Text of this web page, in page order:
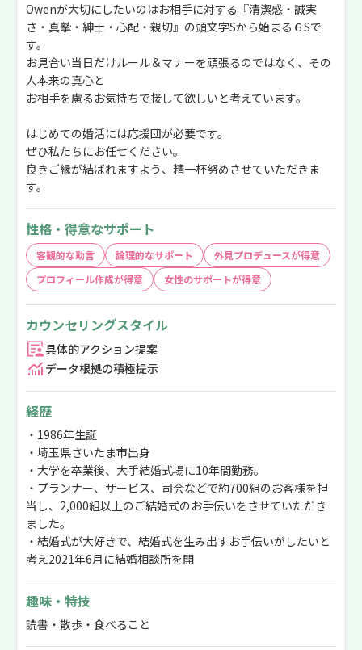
Owenが大切にしたいのはお相手に対する『清潔感・誠実
さ・真摯・紳士・心配・親切』の頭文字Sから始まる６Sで
す。
お見合い当日だけルール＆マナーを頑張るのではなく、その
人本来の真心と
お相手を慮るお気持ちで接して欲しいと考えています。
はじめての婚活には応援団が必要です。
ぜひ私たちにお任せください。
良きご縁が結ばれますよう、精一杯努めさせていただきま
す。
性格・得意なサポート
客観的な助言 論理的なサポート
外見プロデュースが得意
プロフィール作成が得意
女性のサポートが得意
カウンセリングスタイル
具体的アクション提案
データ根拠の積極提示
経歴
・1986年生誕
・埼玉県さいたま市出身
・大学を卒業後、大手結婚式場に10年間勤務。
・プランナー、サービス、司会などで約700組のお客様を担
当し、2,000組以上のご結婚式のお手伝いをさせていただき
ました。
・結婚式が大好きで、結婚式を生み出すお手伝いがしたいと
考え2021年6月に結婚相談所を開
趣味・特技
読書・散歩・食べること